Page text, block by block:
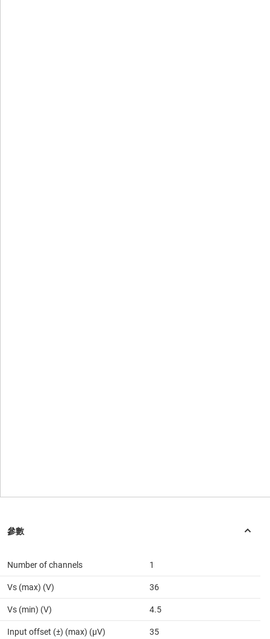
Number of channels 1
Vs (max) (V) 36
Vs (min) (V) 4.5
Input offset (±) (max) (µV) 35